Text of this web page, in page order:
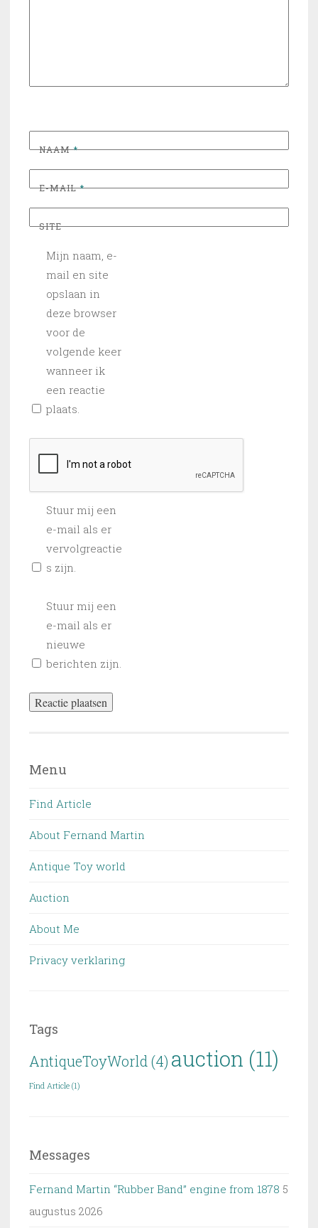
NAAM*
E-MAIL*
SITE
Mijn naam, e-
mail en site
opslaan in
deze browser
voor de
volgende keer
wanneer ik
een reactie
plaats.
Stuur mij een
e-mail als er
vervolgreactie
s zijn.
Stuur mij een
e-mail als er
nieuwe
berichten zijn.
Menu
Find Article
About Fernand Martin
Antique Toy world
Auction
About Me
Privacy verklaring
Tags
AntiqueToyWorld (4) auction (11)
Find Article (1)
Messages
Fernand Martin “Rubber Band” engine from 1878 5
augustus 2026